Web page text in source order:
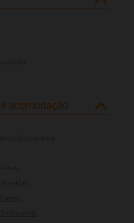
Giulia
acomodação
Em Fazenda
Breakfast
Fazenda